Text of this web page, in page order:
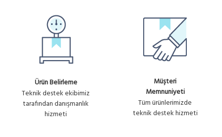
Ürün Belirleme
Teknik destek ekibimiz
tarafından danışmanlık
hizmeti
Müşteri
Memnuniyeti
Tüm ürünlerimizde
teknik destek hizmeti